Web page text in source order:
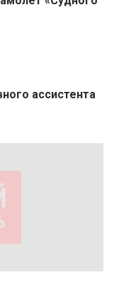
ассистента